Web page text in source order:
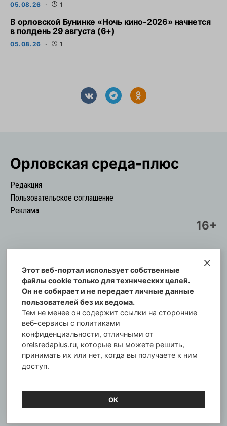
05.08.26 1
В орловской Бунинке «Ночь кино-2026» начнется
в полдень 29 августа (6+)
05.08.26 1
Орловская cреда-плюс
Редакция
Пользовательское соглашение
Реклама
16+
© Информационный городской портал
Орловская cреда-плюс, 2021-2026
Свидетельство о регистрации СМИ: ПИ №57-
00254 от 29 октября 2013 г.
Газета зарегистрирована Управлением
Федеральной службы по надзору в сфере связи,
информационных технологий и массовых
коммуникаций по Орловской области.
Главный редактор: Татьяна Филёва
Этот веб-портал использует собственные
файлы cookie только для технических целей.
Он не собирает и не передает личные данные
пользователей без их ведома.
Тем не менее он содержит ссылки на сторонние
веб-сервисы с политиками
конфиденциальности, отличными от
orelsredaplus.ru, которые вы можете решить,
принимать их или нет, когда вы получаете к ним
доступ.
ОК